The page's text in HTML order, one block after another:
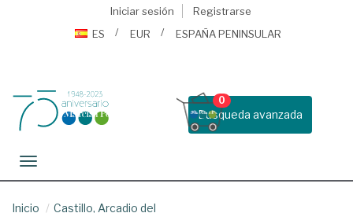
Iniciar sesión
Registrarse
ES
EUR ESPAÑA PENINSULAR
Busqueda avanzada
0
Toggle navigation
Inicio Castillo, Arcadio del